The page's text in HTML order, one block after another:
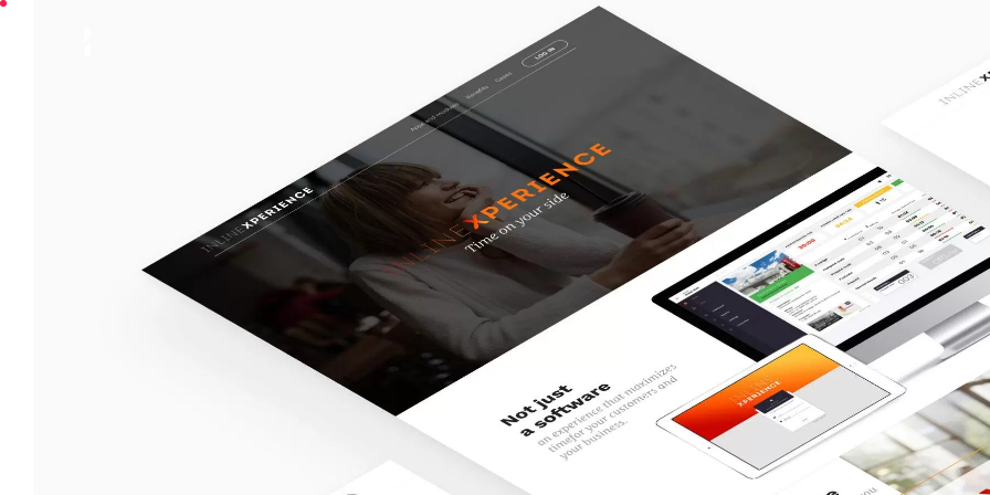
INNGAGE